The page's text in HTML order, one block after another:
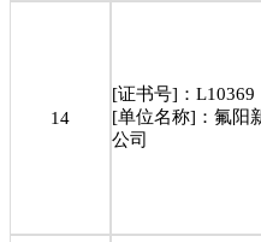
14
[证书号]：L10369
[单位名称]：氟阳
公司